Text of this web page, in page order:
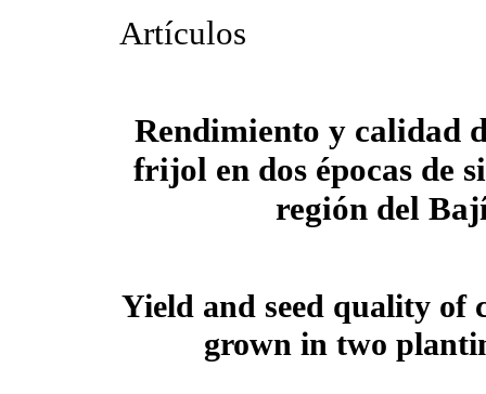
Artículos
Rendimiento y calidad
frijol en dos épocas de
región del
Yield and seed quality of
grown in two